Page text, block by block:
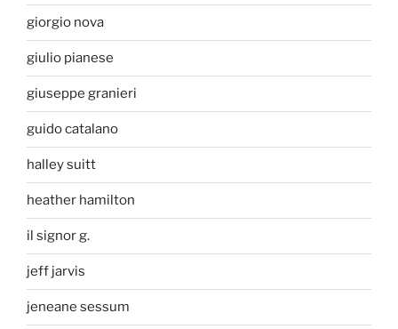
giorgio nova
giulio pianese
giuseppe granieri
guido catalano
halley suitt
heather hamilton
il signor g.
jeff jarvis
jeneane sessum